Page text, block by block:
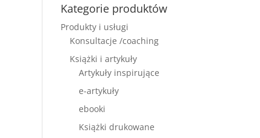
Kategorie produktów
Produkty i usługi
Konsultacje /coaching
Książki i artykuły
Artykuły inspirujące
e-artykuły
ebooki
Książki drukowane